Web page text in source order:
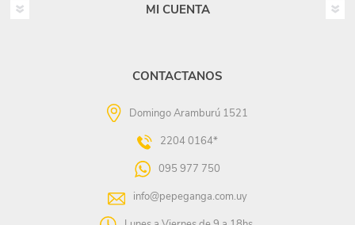
MI CUENTA
CONTACTANOS
Domingo Aramburú 1521
2204 0164*
095 977 750
info@pepeganga.com.uy